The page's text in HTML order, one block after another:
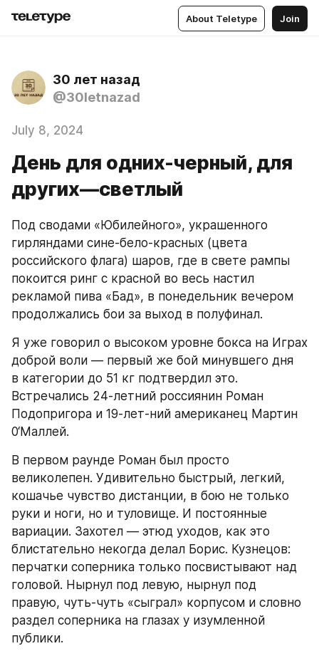
About Teletype Join
30 лет назад
@30letnazad
July 8, 2024
День для одних-черный, для
других—светлый
Под сводами «Юбилейного», украшенного
гирляндами сине-бело-красных (цвета
российского флага) шаров, где в свете рампы
покоится ринг с красной во весь настил
рекламой пива «Бад», в понедельник вечером
продолжались бои за выход в полуфинал.
Я уже говорил о высоком уровне бокса на Играх
доброй воли — первый же бой минувшего дня
в категории до 51 кг подтвердил это.
Встречались 24-летний россиянин Роман
Подопригора и 19-лет-ний американец Мартин
0‘Маллей.
В первом раунде Роман был просто
великолепен. Удивительно быстрый, легкий,
кошачье чувство дистанции, в бою не только
руки и ноги, но и туловище. И постоянные
вариации. Захотел — этюд уходов, как это
блистательно некогда делал Борис. Кузнецов:
перчатки соперника только посвистывают над
головой. Нырнул под левую, нырнул под
правую, чуть-чуть «сыграл» корпусом и словно
раздел соперника на глазах у изумленной
публики.